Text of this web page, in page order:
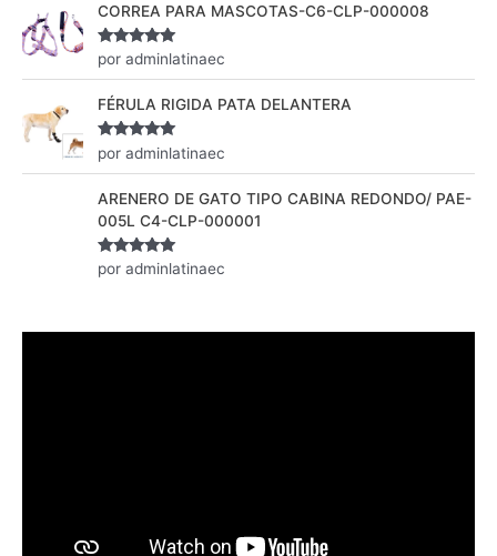
CORREA PARA MASCOTAS-C6-CLP-000008
Valorado
con
por adminlatinaec
FÉRULA RIGIDA PATA DELANTERA
Valorado
con
por adminlatinaec
ARENERO DE GATO TIPO CABINA REDONDO/ PAE-
005L C4-CLP-000001
Valorado
con
por adminlatinaec